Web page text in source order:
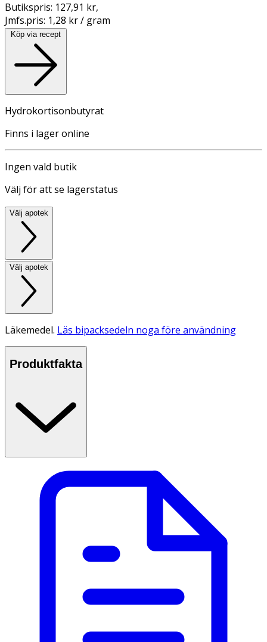
Butikspris: 127,91 kr,
Jmfs.pris: 1,28 kr / gram
Köp via recept
Hydrokortisonbutyrat
Finns i lager online
Ingen vald butik
Välj för att se lagerstatus
Välj apotek
Välj apotek
Läkemedel. Läs bipacksedeln noga före användning
Produktfakta